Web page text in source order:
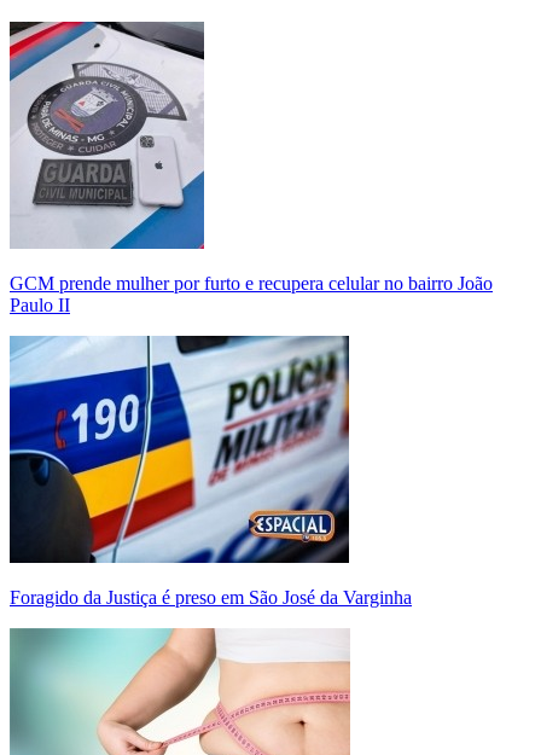
GCM prende mulher por furto e recupera celular no bairro João
Paulo II
Foragido da Justiça é preso em São José da Varginha